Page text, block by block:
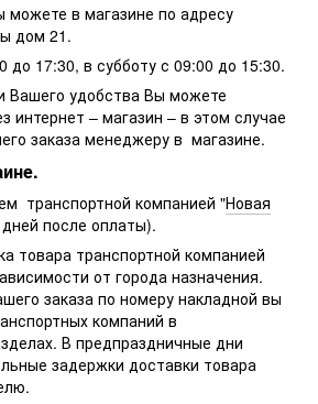
можете в магазине по адресу
дом 21.
до 17:30, в субботу с 09:00 до 15:30.
Вашего удобства Вы можете
интернет – магазин – в этом случае
заказа менеджеру в магазине.
транспортной компанией "Новая
после оплаты).
товара транспортной компанией
от города назначения.
заказа по номеру накладной вы
компаний в
В предпраздничные дни
задержки доставки товара